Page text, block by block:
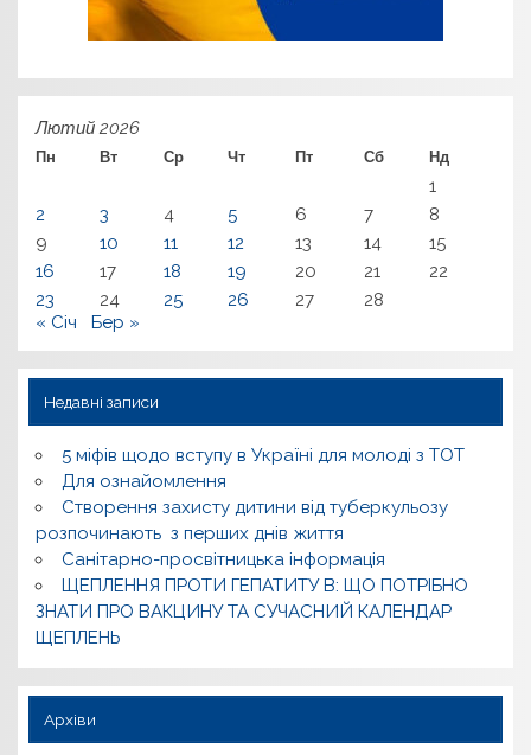
Лютий 2026
Пн Вт Ср Чт Пт Сб Нд
1
2
3 4 5 6 7
8
9
10 11 12 13 14
15
16
17 18 19 20 21
22
23
24 25 26 27
28
« Січ
Бер »
Недавні записи
5 міфів щодо вступу в Україні для молоді з ТОТ
Для ознайомлення
Створення захисту дитини від туберкульозу
розпочинають з перших днів життя
Санітарно-просвітницька інформація
ЩЕПЛЕННЯ ПРОТИ ГЕПАТИТУ В: ЩО ПОТРІБНО
ЗНАТИ ПРО ВАКЦИНУ ТА СУЧАСНИЙ КАЛЕНДАР
ЩЕПЛЕНЬ
Архіви